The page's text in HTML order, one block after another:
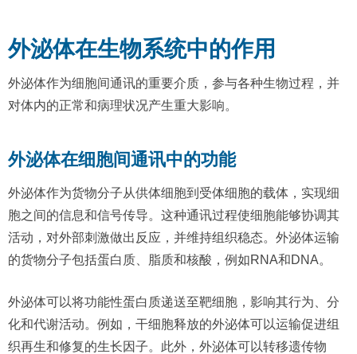
外泌体在生物系统中的作用
外泌体作为细胞间通讯的重要介质，参与各种生物过程，并
对体内的正常和病理状况产生重大影响。
外泌体在细胞间通讯中的功能
外泌体作为货物分子从供体细胞到受体细胞的载体，实现细
胞之间的信息和信号传导。这种通讯过程使细胞能够协调其
活动，对外部刺激做出反应，并维持组织稳态。外泌体运输
的货物分子包括蛋白质、脂质和核酸，例如RNA和DNA。
外泌体可以将功能性蛋白质递送至靶细胞，影响其行为、分
化和代谢活动。例如，干细胞释放的外泌体可以运输促进组
织再生和修复的生长因子。此外，外泌体可以转移遗传物